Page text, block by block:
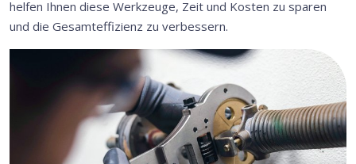
helfen Ihnen diese Werkzeuge, Zeit und Kosten zu sparen
und die Gesamteffizienz zu verbessern.